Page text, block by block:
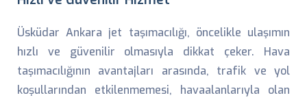
Üsküdar Ankara jet taşımacılığı, öncelikle ulaşımın
hızlı ve güvenilir olmasıyla dikkat çeker. Hava
taşımacılığının avantajları arasında, trafik ve yol
koşullarından etkilenmemesi, havaalanlarıyla olan